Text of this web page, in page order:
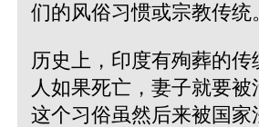
们的风俗习惯或宗教传统
历史上，印度有殉葬的传
人如果死亡，妻子就要被
这个习俗虽然后来被国家